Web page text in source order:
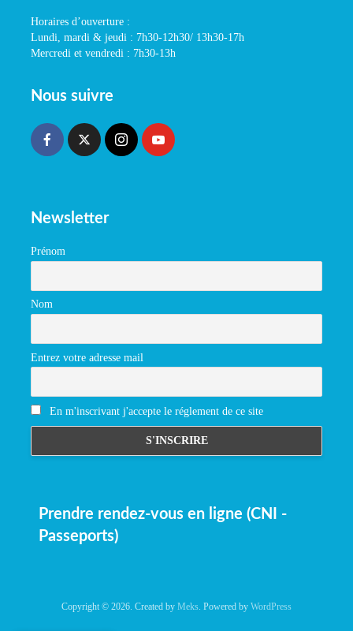
Horaires d’ouverture :
Lundi, mardi & jeudi : 7h30-12h30/ 13h30-17h
Mercredi et vendredi : 7h30-13h
Nous suivre
Newsletter
Prénom
Nom
Entrez votre adresse mail
En m'inscrivant j'accepte le réglement de ce site
Prendre rendez-vous en ligne (CNI -
Passeports)
Copyright © 2026. Created by Meks . Powered by WordPress